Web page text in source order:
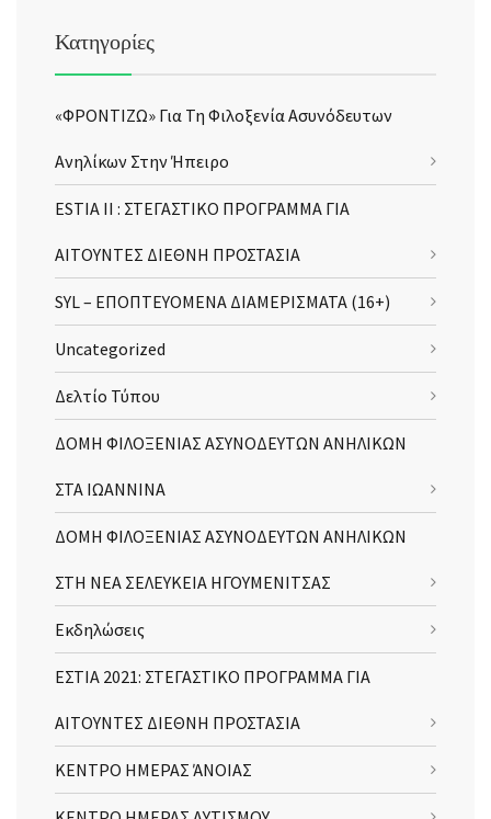
Κατηγορίες
«ΦΡΟΝΤΙΖΩ» Για Τη Φιλοξενία Ασυνόδευτων
Ανηλίκων Στην Ήπειρο
ESTIA II : ΣΤΕΓΑΣΤΙΚΟ ΠΡΟΓΡΑΜΜΑ ΓΙΑ
ΑΙΤΟΥΝΤΕΣ ΔΙΕΘΝΗ ΠΡΟΣΤΑΣΙΑ
SYL – ΕΠΟΠΤΕΥΟΜΕΝΑ ΔΙΑΜΕΡΙΣΜΑΤΑ (16+)
Uncategorized
Δελτίο Τύπου
ΔΟΜΗ ΦΙΛΟΞΕΝΙΑΣ ΑΣΥΝΟΔΕΥΤΩΝ ΑΝΗΛΙΚΩΝ
ΣΤΑ ΙΩΑΝΝΙΝΑ
ΔΟΜΗ ΦΙΛΟΞΕΝΙΑΣ ΑΣΥΝΟΔΕΥΤΩΝ ΑΝΗΛΙΚΩΝ
ΣΤΗ ΝΕΑ ΣΕΛΕΥΚΕΙΑ ΗΓΟΥΜΕΝΙΤΣΑΣ
Εκδηλώσεις
ΕΣΤΙΑ 2021: ΣΤΕΓΑΣΤΙΚΟ ΠΡΟΓΡΑΜΜΑ ΓΙΑ
ΑΙΤΟΥΝΤΕΣ ΔΙΕΘΝΗ ΠΡΟΣΤΑΣΙΑ
ΚΕΝΤΡΟ ΗΜΕΡΑΣ ΆΝΟΙΑΣ